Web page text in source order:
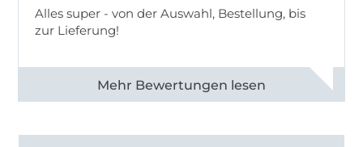
Alles super - von der Auswahl, Bestellung, bis
zur Lieferung!
Alle 82968 Bewertungen ansehen